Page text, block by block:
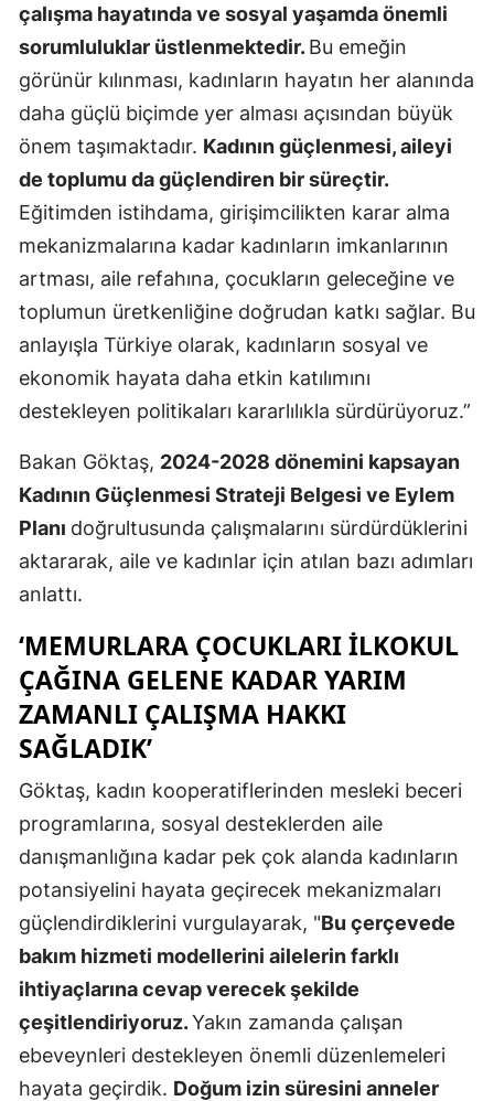
Siirt
Sinop
Tekirdağ
Trabzon
Tunceli
Şanlıurfa
Van
Yozgat
Bayburt
Batman
Şırnak
Bartın
Karabük
çalışma hayatında ve sosyal yaşamda önemli
sorumluluklar üstlenmektedir.Bu emeğin
görünür kılınması, kadınların hayatın her alanında
daha güçlü biçimde yer alması açısından büyük
önem taşımaktadır. Kadının güçlenmesi, aileyi
de toplumu da güçlendiren bir süreçtir.
Eğitimden istihdama, girişimcilikten karar alma
mekanizmalarına kadar kadınların imkanlarının
artması, aile refahına, çocukların geleceğine ve
toplumun üretkenliğine doğrudan katkı sağlar. Bu
anlayışla Türkiye olarak, kadınların sosyal ve
ekonomik hayata daha etkin katılımını
destekleyen politikaları kararlılıkla sürdürüyoruz.”
Bakan Göktaş, 2024-2028 dönemini kapsayan
Kadının Güçlenmesi Strateji Belgesi ve Eylem
Planı doğrultusunda çalışmalarını sürdürdüklerini
aktararak, aile ve kadınlar için atılan bazı adımları
anlattı.
‘MEMURLARA ÇOCUKLARI ILKOKUL
ÇAĞINA GELENE KADAR YARIM
ZAMANLI ÇALIŞMA HAKKI
SAĞLADIK’
Göktaş, kadın kooperatiflerinden mesleki beceri
programlarına, sosyal desteklerden aile
danışmanlığına kadar pek çok alanda kadınların
potansiyelini hayata geçirecek mekanizmaları
güçlendirdiklerini vurgulayarak, "Bu çerçevede
bakım hizmeti modellerini ailelerin farklı
ihtiyaçlarına cevap verecek şekilde
çeşitlendiriyoruz.Yakın zamanda çalışan
ebeveynleri destekleyen önemli düzenlemeleri
hayata geçirdik. Doğum izin süresini anneler